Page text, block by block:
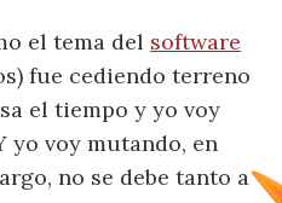
el tema del software
fue cediendo terreno
el tiempo y yo voy
yo voy mutando, en
no se debe tanto a